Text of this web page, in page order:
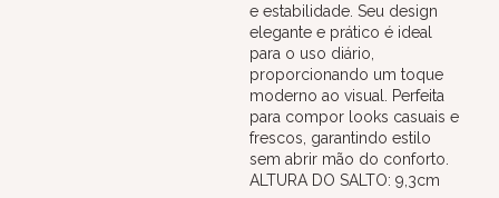
e estabilidade. Seu design
elegante e prático é ideal
para o uso diário,
proporcionando um toque
moderno ao visual. Perfeita
para compor looks casuais e
frescos, garantindo estilo
sem abrir mão do conforto.
ALTURA DO SALTO: 9,3cm